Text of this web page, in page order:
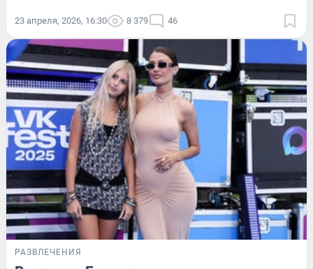
23 апреля, 2026, 16:30 8 379 46
РАЗВЛЕЧЕНИЯ